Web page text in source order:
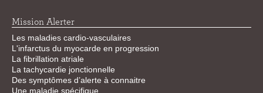
Mission Alerter
Les maladies cardio-vasculaires
L'infarctus du myocarde en progression
La fibrillation atriale
La tachycardie jonctionnelle
Des symptômes d’alerte à connaitre
Une maladie spécifique